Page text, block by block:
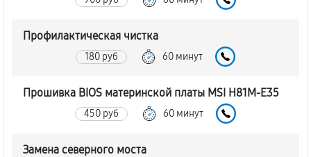
Профилактическая чистка
180 руб 60 минут
Прошивка BIOS материнской платы MSI H81M-E35
450 руб 60 минут
Замена северного моста